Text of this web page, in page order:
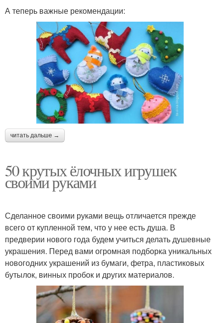
А теперь важные рекомендации:
читать дальше →
50 крутых ёлочных игрушек
своими руками
Сделанное своими руками вещь отличается прежде
всего от купленной тем, что у нее есть душа. В
предверии нового года будем учиться делать душевные
украшения. Перед вами огромная подборка уникальных
новогодних украшений из бумаги, фетра, пластиковых
бутылок, винных пробок и других материалов.